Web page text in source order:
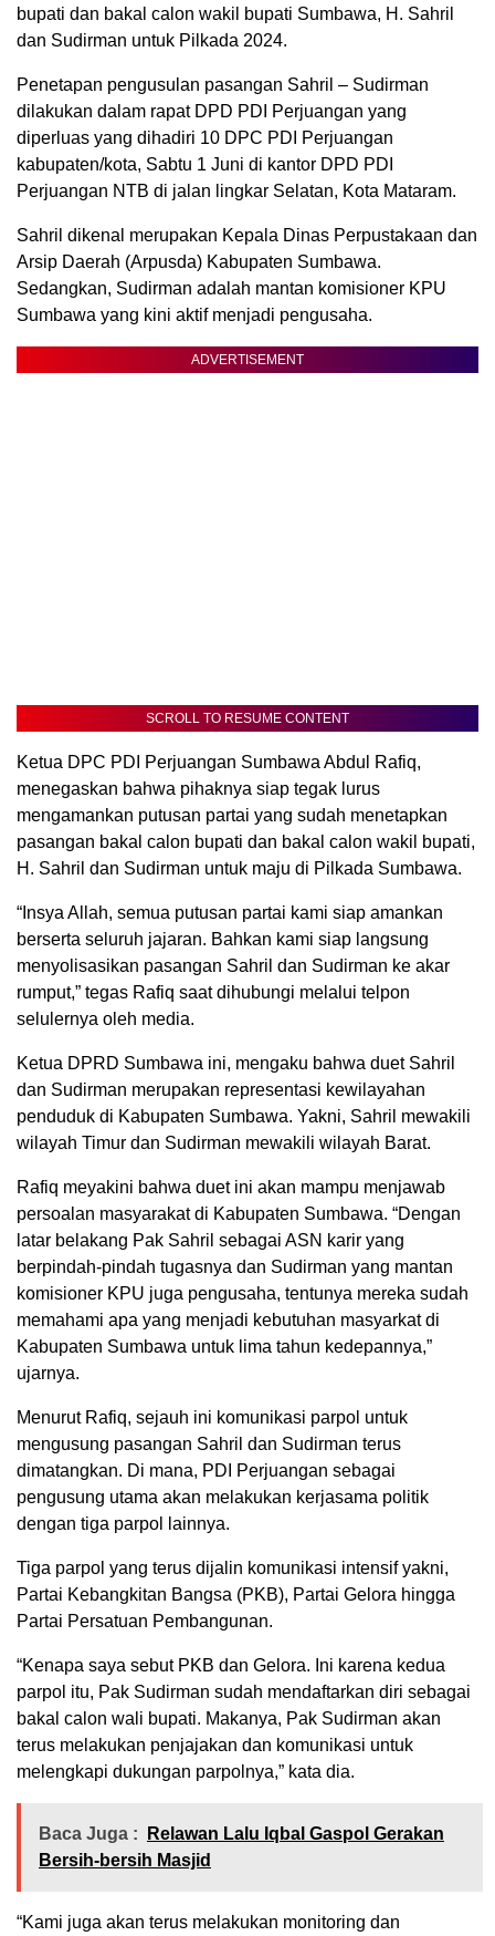
bupati dan bakal calon wakil bupati Sumbawa, H. Sahril
dan Sudirman untuk Pilkada 2024.
Penetapan pengusulan pasangan Sahril – Sudirman
dilakukan dalam rapat DPD PDI Perjuangan yang
diperluas yang dihadiri 10 DPC PDI Perjuangan
kabupaten/kota, Sabtu 1 Juni di kantor DPD PDI
Perjuangan NTB di jalan lingkar Selatan, Kota Mataram.
Sahril dikenal merupakan Kepala Dinas Perpustakaan dan
Arsip Daerah (Arpusda) Kabupaten Sumbawa.
Sedangkan, Sudirman adalah mantan komisioner KPU
Sumbawa yang kini aktif menjadi pengusaha.
ADVERTISEMENT
SCROLL TO RESUME CONTENT
Ketua DPC PDI Perjuangan Sumbawa Abdul Rafiq,
menegaskan bahwa pihaknya siap tegak lurus
mengamankan putusan partai yang sudah menetapkan
pasangan bakal calon bupati dan bakal calon wakil bupati,
H. Sahril dan Sudirman untuk maju di Pilkada Sumbawa.
“Insya Allah, semua putusan partai kami siap amankan
berserta seluruh jajaran. Bahkan kami siap langsung
menyolisasikan pasangan Sahril dan Sudirman ke akar
rumput,” tegas Rafiq saat dihubungi melalui telpon
selulernya oleh media.
Ketua DPRD Sumbawa ini, mengaku bahwa duet Sahril
dan Sudirman merupakan representasi kewilayahan
penduduk di Kabupaten Sumbawa. Yakni, Sahril mewakili
wilayah Timur dan Sudirman mewakili wilayah Barat.
Rafiq meyakini bahwa duet ini akan mampu menjawab
persoalan masyarakat di Kabupaten Sumbawa. “Dengan
latar belakang Pak Sahril sebagai ASN karir yang
berpindah-pindah tugasnya dan Sudirman yang mantan
komisioner KPU juga pengusaha, tentunya mereka sudah
memahami apa yang menjadi kebutuhan masyarkat di
Kabupaten Sumbawa untuk lima tahun kedepannya,”
ujarnya.
Menurut Rafiq, sejauh ini komunikasi parpol untuk
mengusung pasangan Sahril dan Sudirman terus
dimatangkan. Di mana, PDI Perjuangan sebagai
pengusung utama akan melakukan kerjasama politik
dengan tiga parpol lainnya.
Tiga parpol yang terus dijalin komunikasi intensif yakni,
Partai Kebangkitan Bangsa (PKB), Partai Gelora hingga
Partai Persatuan Pembangunan.
“Kenapa saya sebut PKB dan Gelora. Ini karena kedua
parpol itu, Pak Sudirman sudah mendaftarkan diri sebagai
bakal calon wali bupati. Makanya, Pak Sudirman akan
terus melakukan penjajakan dan komunikasi untuk
melengkapi dukungan parpolnya,” kata dia.
Baca Juga :
Relawan Lalu Iqbal Gaspol Gerakan
Bersih-bersih Masjid
“Kami juga akan terus melakukan monitoring dan